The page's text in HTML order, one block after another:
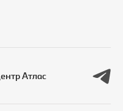
Атлас